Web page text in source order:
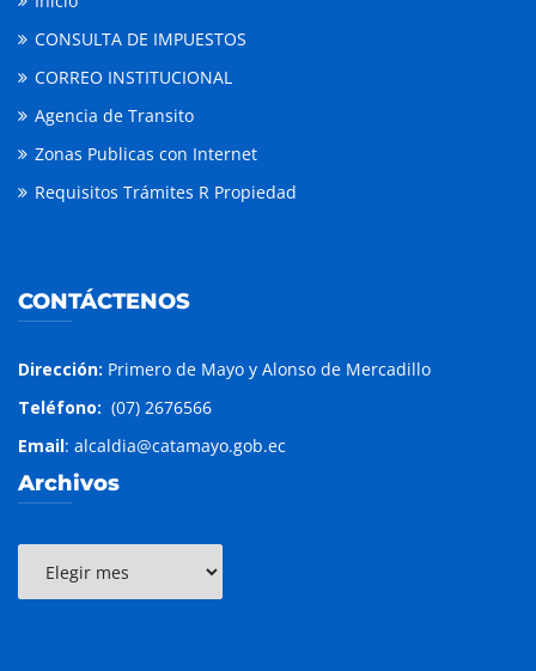
CONSULTA DE IMPUESTOS
CORREO INSTITUCIONAL
Agencia de Transito
Zonas Publicas con Internet
Requisitos Trámites R Propiedad
CONTÁCTENOS
Dirección: Primero de Mayo y Alonso de Mercadillo
Teléfono: (07) 2676566
Email: alcaldia@catamayo.gob.ec
Archivos